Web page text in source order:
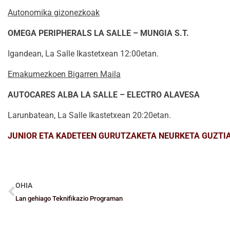
Autonomika gizonezkoak
OMEGA PERIPHERALS LA SALLE – MUNGIA S.T.
Igandean, La Salle Ikastetxean 12:00etan.
Emakumezkoen Bigarren Maila
AUTOCARES ALBA LA SALLE – ELECTRO ALAVESA
Larunbatean, La Salle Ikastetxean 20:20etan.
JUNIOR ETA KADETEEN GURUTZAKETA NEURKETA
OHIA
Lan gehiago Teknifikazio Programan